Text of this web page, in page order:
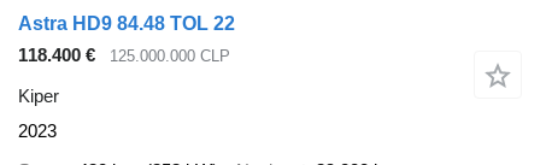
Astra HD9 84.48 TOL 22
118.400 €
125.000.000 CLP
Kiper
2023